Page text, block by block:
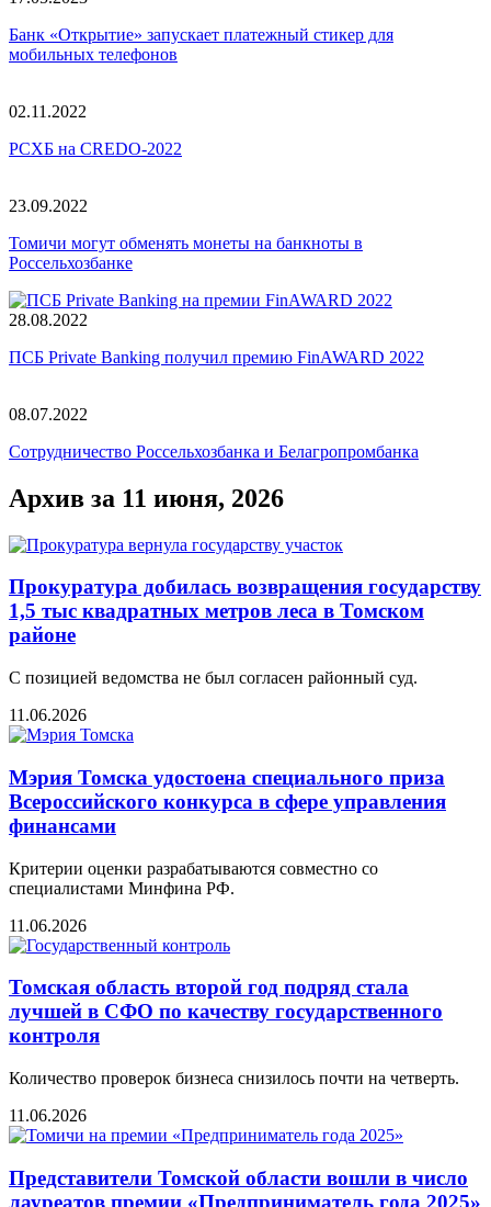
Банк «Открытие» запускает платежный стикер для
мобильных телефонов
02.11.2022
РСХБ на CREDO-2022
23.09.2022
Томичи могут обменять монеты на банкноты в
Россельхозбанке
28.08.2022
ПСБ Private Banking получил премию FinAWARD 2022
08.07.2022
Сотрудничество Россельхозбанка и Белагропромбанка
Архив за 11 июня, 2026
Прокуратура добилась возвращения государству
1,5 тыс квадратных метров леса в Томском
районе
С позицией ведомства не был согласен районный суд.
11.06.2026
Мэрия Томска удостоена специального приза
Всероссийского конкурса в сфере управления
финансами
Критерии оценки разрабатываются совместно со
специалистами Минфина РФ.
11.06.2026
Томская область второй год подряд стала
лучшей в СФО по качеству государственного
контроля
Количество проверок бизнеса снизилось почти на четверть.
11.06.2026
Представители Томской области вошли в число
лауреатов премии «Предприниматель года 2025»